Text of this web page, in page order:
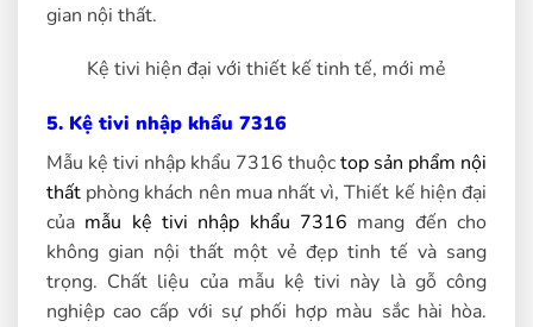
gian nội thất.
Kệ tivi hiện đại với thiết kế tinh tế, mới mẻ
5. Kệ tivi nhập khẩu 7316
Mẫu kệ tivi nhập khẩu 7316 thuộctop sản phẩm nội
thất phòng khách nên mua nhất vì, Thiết kế hiện đại
của mẫu kệ tivi nhập khẩu 7316 mang đến cho
không gian nội thất một vẻ đẹp tinh tế và sang
trọng. Chất liệu của mẫu kệ tivi này là gỗ công
nghiệp cao cấp với sự phối hợp màu sắc hài hòa.